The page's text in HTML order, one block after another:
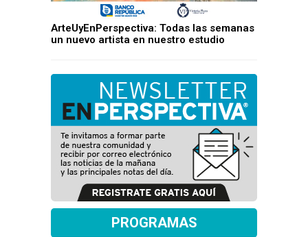
ArteUyEnPerspectiva: Todas las semanas
un nuevo artista en nuestro estudio
PROGRAMAS